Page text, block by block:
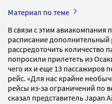
Материал по теме
В связи с этим
расписание дополнительный
рассредоточить количество
попросили прилететь из
чего их и еще 13 пассажиров
рейс. «Для нас крайне
рейсы из-за ограничений по
сказал представитель Japan